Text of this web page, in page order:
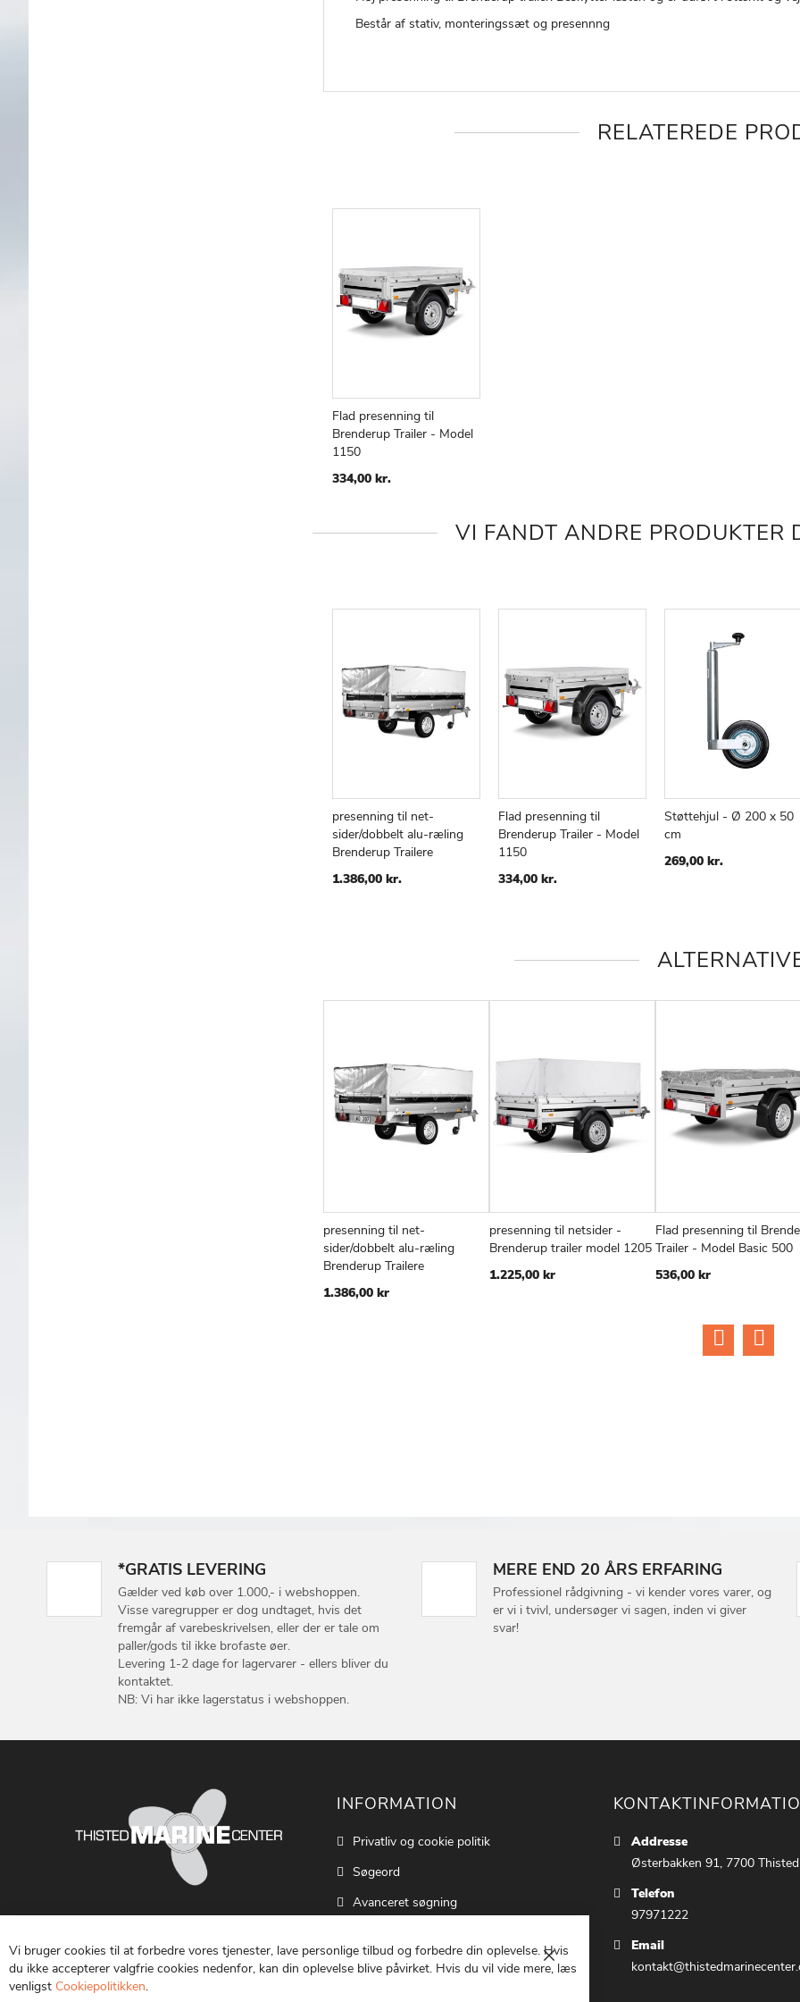
Består af stativ, monteringssæt og presennng
RELATEREDE
TILFØJ
ØNSKE
LISTE
SAMMENLIGN
Flad presenning til
Brenderup Trailer - Model
1150
334,00 kr.
VI FANDT ANDRE PRODUKTER
presenning til net-
sider/dobbelt alu-ræling
Brenderup Trailere
1.386,00 kr.
Flad presenning til
Brenderup Trailer - Model
1150
334,00 kr.
Støttehjul - Ø 200 x 50
cm
269,00 kr.
Læg i kurv
TILFØJ
TIL
SAMMENLIGN
presenning til net-
sider/dobbelt alu-ræling
Brenderup Trailere
1.386,00 kr
Læg i kurv
TILFØJSAMMENLIGN
presenning til netsider -
Brenderup trailer model 1205
1.225,00 kr
Læg i kurv
Flad presenning til
Trailer - Model Basic 500
536,00 kr
*GRATIS LEVERING
Gælder ved køb over 1.000,- i webshoppen.
Visse varegrupper er dog undtaget, hvis det
fremgår af varebeskrivelsen, eller der er tale om
paller/gods til ikke brofaste øer.
Levering 1-2 dage for lagervarer - ellers bliver du
kontaktet.
NB: Vi har ikke lagerstatus i webshoppen.
MERE END 20 ÅRS ERFARING
Professionel rådgivning - vi kender vores varer, og
er vi i tvivl, undersøger vi sagen, inden vi giver
svar!
INFORMATION
Privatliv og cookie politik
Søgeord
Avanceret søgning
Kontakt os
Addresse
Østerbakken 91, 7700 Thisted
Telefon
97971222
Email
Luk
Vi bruger cookies til at forbedre vores tjenester, lave personlige tilbud og forbedre din oplevelse. Hvis
du ikke accepterer valgfrie cookies nedenfor, kan din oplevelse blive påvirket. Hvis du vil vide mere, læs
venligst Cookiepolitikken.